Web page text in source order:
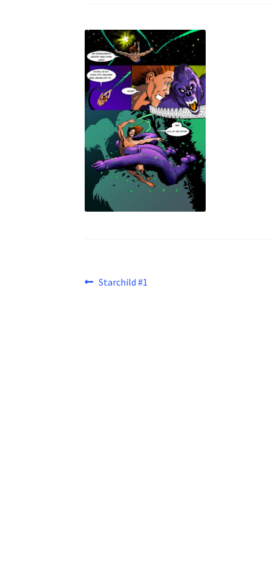
Beitragsnavigation
Vorheriger
Starchild #1